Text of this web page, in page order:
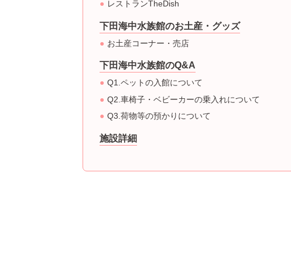
レストランTheDish
下田海中水族館のお土産・グッズ
お土産コーナー・売店
下田海中水族館のQ&A
Q1.ペットの入館について
Q2.車椅子・ベビーカーの乗入れについて
Q3.荷物等の預かりについて
施設詳細